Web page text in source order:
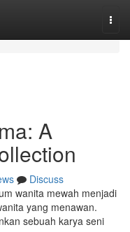
A
Discuss
wanita mewah menjadi
yang menawan.
sebuah karya seni